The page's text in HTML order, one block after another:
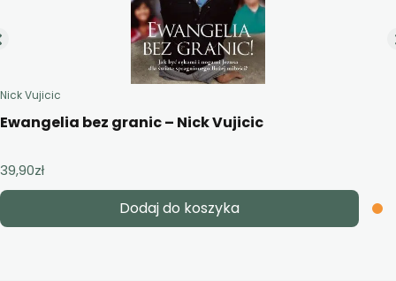
Nick Vujicic
Ewangelia bez granic – Nick Vujicic
39,90zł
Dodaj do koszyka